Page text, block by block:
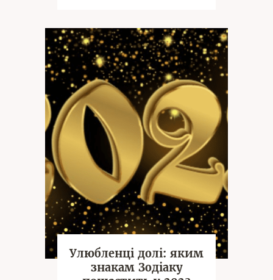
Улюбленці долі: яким
знакам Зодіаку